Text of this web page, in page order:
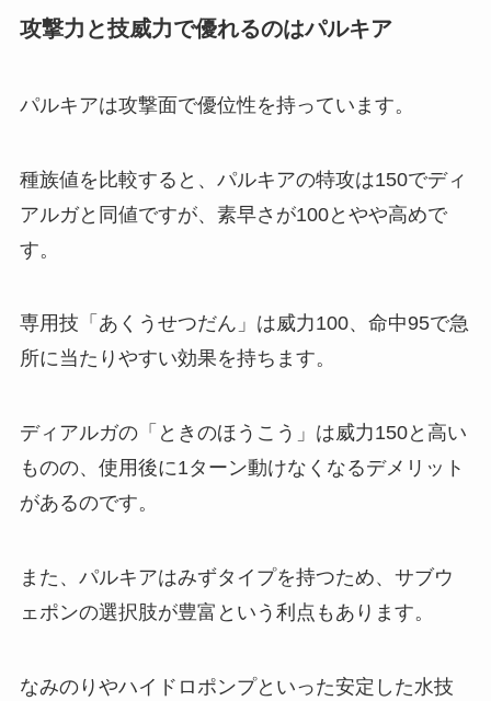
攻撃力と技威力で優れるのはパルキア
パルキアは攻撃面で優位性を持っています。
種族値を比較すると、パルキアの特攻は150でディ
アルガと同値ですが、素早さが100とやや高めで
す。
専用技「あくうせつだん」は威力100、命中95で急
所に当たりやすい効果を持ちます。
ディアルガの「ときのほうこう」は威力150と高い
ものの、使用後に1ターン動けなくなるデメリット
があるのです。
また、パルキアはみずタイプを持つため、サブウ
ェポンの選択肢が豊富という利点もあります。
なみのりやハイドロポンプといった安定した水技